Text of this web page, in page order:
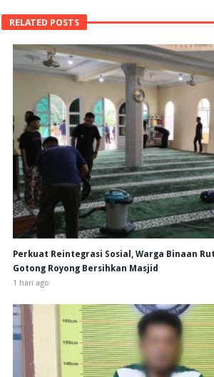
RELATED POSTS
Perkuat Reintegrasi Sosial, Warga Binaan
Gotong Royong Bersihkan Masjid
1 hari ago